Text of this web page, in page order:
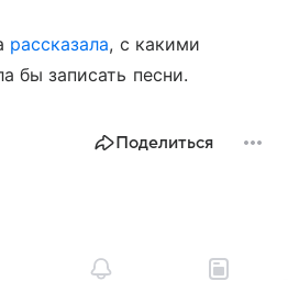
рассказала, с какими
бы записать песни.
Поделиться